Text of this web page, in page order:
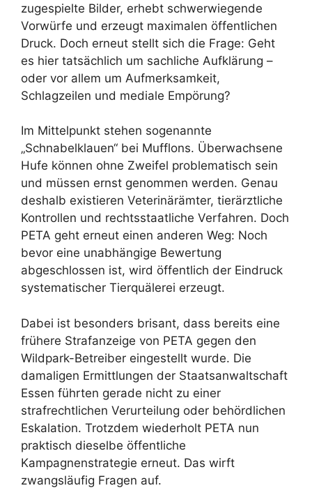
zugespielte Bilder, erhebt schwerwiegende
Vorwürfe und erzeugt maximalen öffentlichen
Druck. Doch erneut stellt sich die Frage: Geht
es hier tatsächlich um sachliche Aufklärung –
oder vor allem um Aufmerksamkeit,
Schlagzeilen und mediale Empörung?
Im Mittelpunkt stehen sogenannte
„Schnabelklauen“ bei Mufflons. Überwachsene
Hufe können ohne Zweifel problematisch sein
und müssen ernst genommen werden. Genau
deshalb existieren Veterinärämter, tierärztliche
Kontrollen und rechtsstaatliche Verfahren. Doch
PETA geht erneut einen anderen Weg: Noch
bevor eine unabhängige Bewertung
abgeschlossen ist, wird öffentlich der Eindruck
systematischer Tierquälerei erzeugt.
Dabei ist besonders brisant, dass bereits eine
frühere Strafanzeige von PETA gegen den
Wildpark-Betreiber eingestellt wurde. Die
damaligen Ermittlungen der Staatsanwaltschaft
Essen führten gerade nicht zu einer
strafrechtlichen Verurteilung oder behördlichen
Eskalation. Trotzdem wiederholt PETA nun
praktisch dieselbe öffentliche
Kampagnenstrategie erneut. Das wirft
zwangsläufig Fragen auf.